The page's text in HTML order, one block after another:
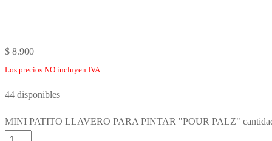
$ 8.900
Los precios NO incluyen IVA
44 disponibles
MINI PATITO LLAVERO PARA PINTAR "POUR PALZ"